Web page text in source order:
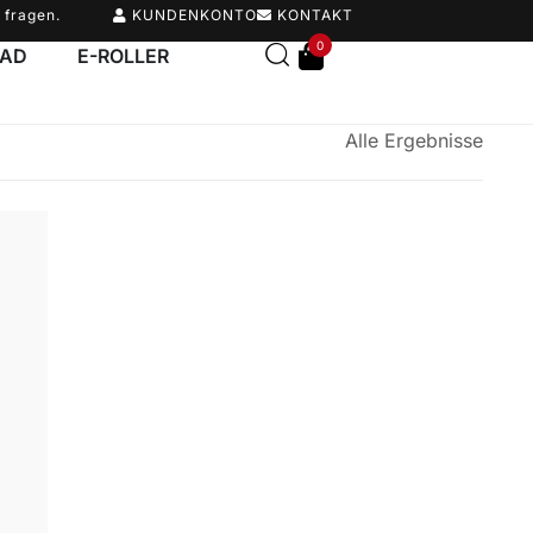
fragen. KUNDENKONTO KONTAKT
E-ROLLER 0
Alle Ergebnisse